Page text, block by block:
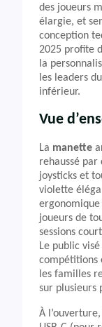
des joueurs
élargie, et
conception
2025 profite
la
les leaders
inférieur.
Vue
La manette
rehaussé par
joysticks et
violette
ergonomique
joueurs de
sessions
Le public
compétitions
les familles
sur plusieurs
À